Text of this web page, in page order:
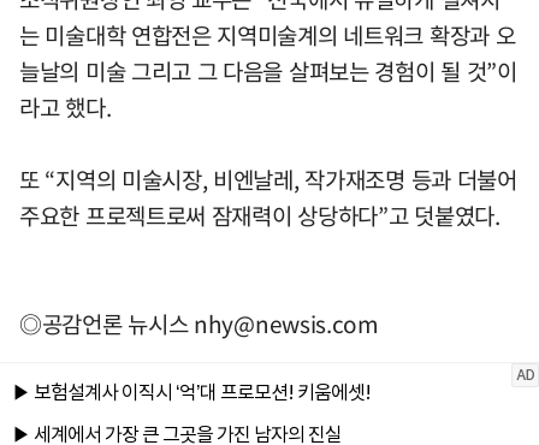
는 미술대학 연합전은 지역미술계의 네트워크 확장과 오
늘날의 미술 그리고 그 다음을 살펴보는 경험이 될 것”이
라고 했다.
또 “지역의 미술시장, 비엔날레, 작가재조명 등과 더불어
주요한 프로젝트로써 잠재력이 상당하다”고 덧붙였다.
◎공감언론 뉴시스nhy@newsis.com